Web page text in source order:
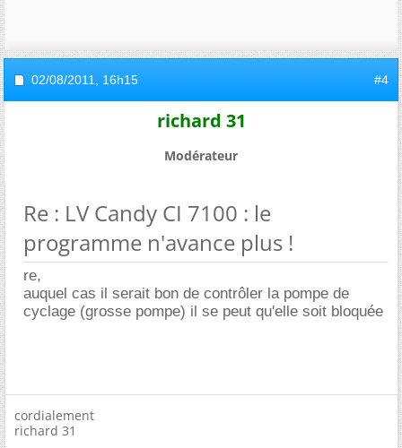
02/08/2011, 16h15 #4
richard 31
Modérateur
Re : LV Candy CI 7100 : le
programme n'avance plus !
re,
auquel cas il serait bon de contrôler la pompe de
cyclage (grosse pompe) il se peut qu'elle soit bloquée
cordialement
richard 31